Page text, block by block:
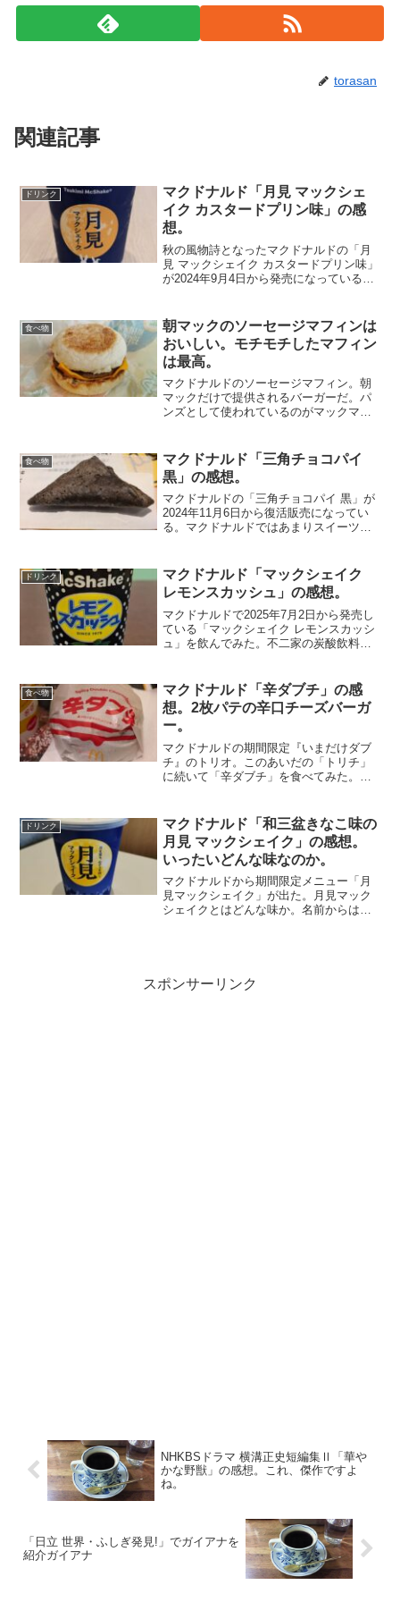
torasan
関連記事
ドリンク
マクドナルド「月見 マックシェ
イク カスタードプリン味」の感
想。
秋の風物詩となったマクドナルドの「月
見 マックシェイク カスタードプリン味」
が2024年9月4日から発売になっている。
と。フタを開けると月が出てきたような
イメージが広がる...
食べ物
朝マックのソーセージマフィンは
おいしい。モチモチしたマフィン
は最高。
マクドナルドのソーセージマフィン。朝
マックだけで提供されるバーガーだ。パ
ンズとして使われているのがマックマフ
に美味しい。モチモチして適度に柔らか
く、歯ごたえが絶妙。表面...
食べ物
マクドナルド「三角チョコパイ
黒」の感想。
マクドナルドの「三角チョコパイ 黒」が
2024年11月6日から復活販売になってい
る。マクドナルドではあまりスイーツを
にかわいらしいパッケージに入って出て
きた。取り出して...
ドリンク
マクドナルド「マックシェイク
レモンスカッシュ」の感想。
マクドナルドで2025年7月2日から発売し
ている「マックシェイク レモンスカッシ
ュ」を飲んでみた。不二家の炭酸飲料
を使用し、ロングセラー飲料「レモンス
カッシュ」の味を再...
食べ物
マクドナルド「辛ダブチ」の感
想。2枚パテの辛口チーズバーガ
ー。
マクドナルドの期間限定『いまだけダブ
チ』のトリオ。このあいだの「トリチ」
に続いて「辛ダブチ」を食べてみた。ビ
ッと辛いスライスしたハラペーニョをサ
ンドしたとのこと。間...
ドリンク
マクドナルド「和三盆きなこ味の
月見 マックシェイク」の感想。
いったいどんな味なのか。
マクドナルドから期間限定メニュー「月
見マックシェイク」が出た。月見マック
シェイクとはどんな味か。名前からは想
スポンサーリンク
NHKBSドラマ 横溝正史短編集Ⅱ「華や
かな野獣」の感想。これ、傑作ですよ
ね。
「日立 世界・ふしぎ発見!」でガイアナを
紹介ガイアナ